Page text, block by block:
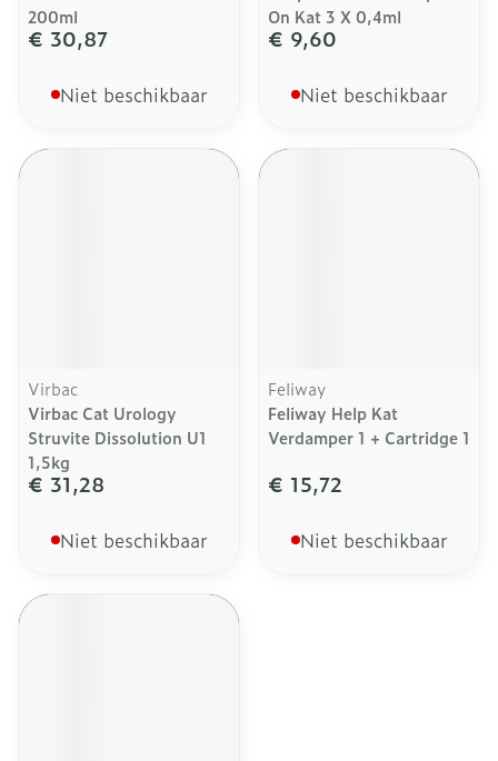
200ml
€ 30,87
Niet beschikbaar
On Kat 3 X 0,4ml
€ 9,60
Niet beschikbaar
Virbac
Virbac Cat Urology
Struvite Dissolution U1
1,5kg
€ 31,28
Niet beschikbaar
Feliway
Feliway Help Kat
Verdamper 1 + Cartridge 1
€ 15,72
Niet beschikbaar